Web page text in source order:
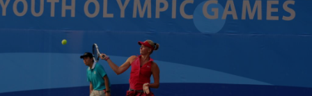
Galéria
Dakar 2026